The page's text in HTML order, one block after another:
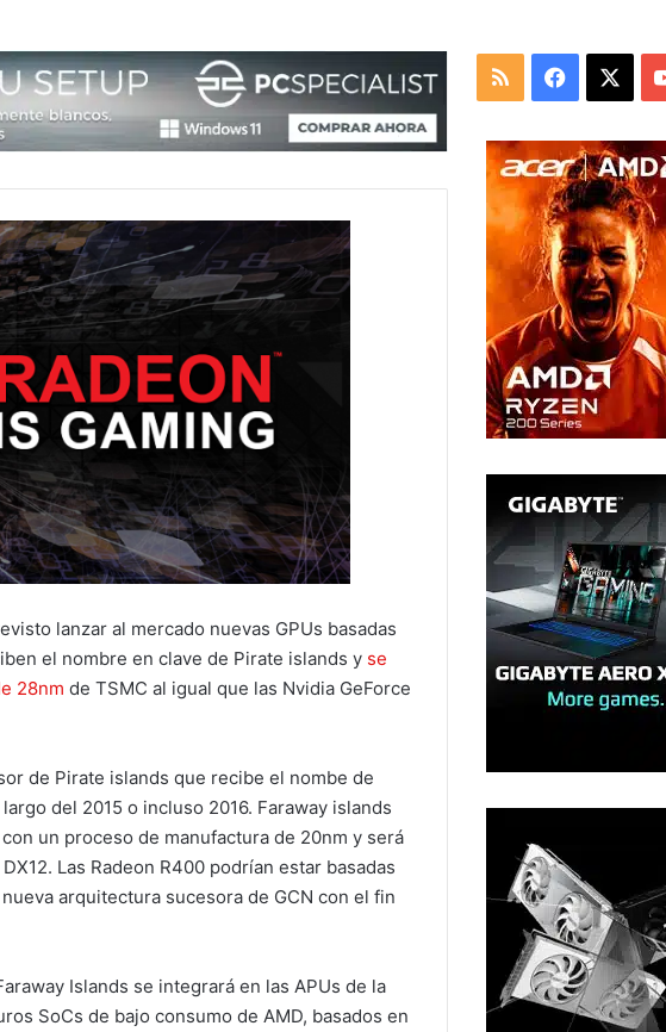
lanzar al mercado nuevas GPUs basadas
el nombre en clave de Pirate islands y se
28nm de TSMC al igual que las Nvidia GeForce
de Pirate islands que recibe el nombe de
del 2015 o incluso 2016. Faraway islands
un proceso de manufactura de 20nm y será
Las Radeon R400 podrían estar basadas
arquitectura sucesora de GCN con el fin
Islands se integrará en las APUs de la
SoCs de bajo consumo de AMD, basados en
RSS Facebook